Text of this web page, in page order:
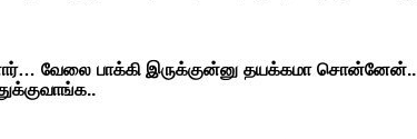
வேலை பாக்கி இருக்குன்னு தயக்கமா சொன்னேன்..